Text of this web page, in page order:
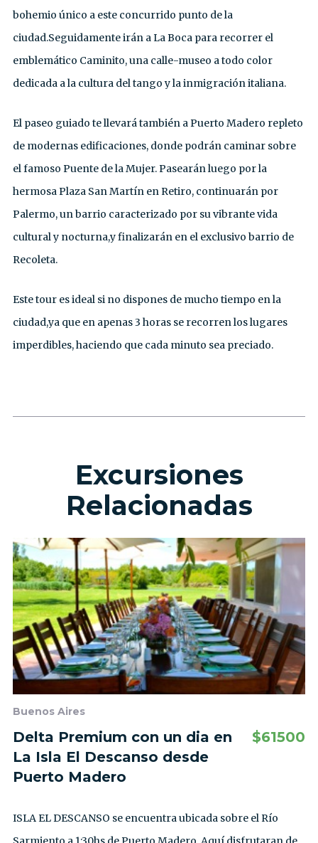
bohemio único a este concurrido punto de la
ciudad.Seguidamente irán a La Boca para recorrer el
emblemático Caminito, una calle-museo a todo color
dedicada a la cultura del tango y la inmigración italiana.
El paseo guiado te llevará también a Puerto Madero repleto
de modernas edificaciones, donde podrán caminar sobre
el famoso Puente de la Mujer. Pasearán luego por la
hermosa Plaza San Martín en Retiro, continuarán por
Palermo, un barrio caracterizado por su vibrante vida
cultural y nocturna,y finalizarán en el exclusivo barrio de
Recoleta.
Este tour es ideal si no dispones de mucho tiempo en la
ciudad,ya que en apenas 3 horas se recorren los lugares
imperdibles, haciendo que cada minuto sea preciado.
Excursiones
Relacionadas
Buenos Aires
Delta Premium con un dia en
La Isla El Descanso desde
Puerto Madero
$61500
ISLA EL DESCANSO se encuentra ubicada sobre el Río